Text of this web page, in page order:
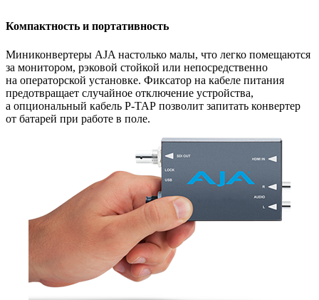
Компактность и портативность
Миниконвертеры AJA настолько малы, что легко помещаются
за монитором, рэковой стойкой или непосредственно
на операторской установке. Фиксатор на кабеле питания
предотвращает случайное отключение устройства,
а опциональный кабель P-TAP позволит запитать конвертер
от батарей при работе в поле.